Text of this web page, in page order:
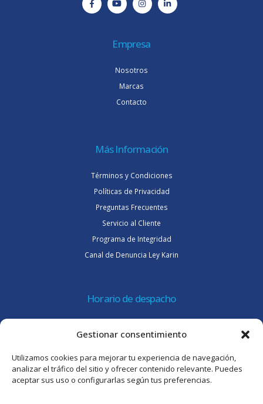
Gestionar consentimiento
Utilizamos cookies para mejorar tu experiencia de navegación,
analizar el tráfico del sitio y ofrecer contenido relevante. Puedes
aceptar sus uso o configurarlas según tus preferencias.
Empresa
Nosotros
Marcas
Contacto
Más Información
Términos y Condiciones
Políticas de Privacidad
Preguntas Frecuentes
Servicio al Cliente
Programa de Integridad
Canal de Denuncia Ley Karin
Horario de despacho
Viernes 8:30 a 15:30 hrs.
Atención al cliente
Lunes a jueves de 09:00 a 17:45 hrs.